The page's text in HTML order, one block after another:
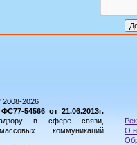
2008-2026
54566 от 21.06.2013г.
в сфере связи,
коммуникаций
О